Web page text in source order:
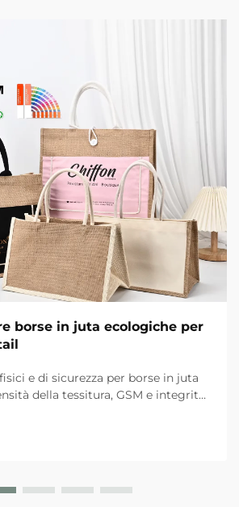
borse in juta ecologiche per
e di sicurezza per borse in juta
della tessitura, GSM e integrità
standard fisici che
per garantire durata e